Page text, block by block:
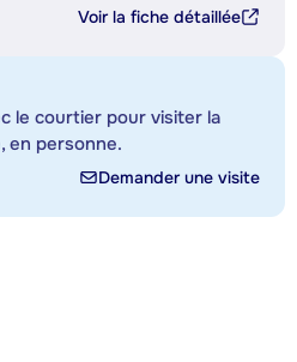
Voir la fiche détaillée
le courtier pour visiter la
en personne.
Demander une visite